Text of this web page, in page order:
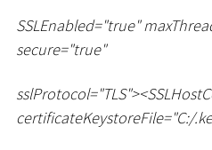
SSLEnabled="true"
secure="true"
sslProtocol="TLS"><
certificateKeystoreFile="C:/